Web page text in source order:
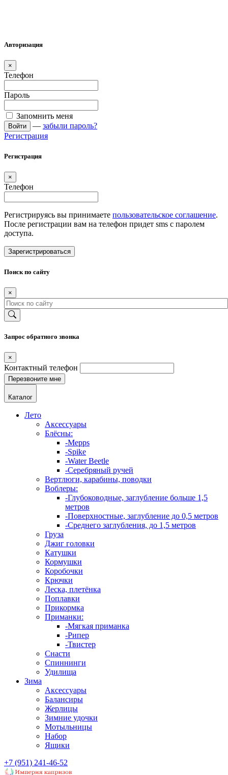
Авторизация
×
Телефон
Пароль
Запомнить меня
Войти — забыли пароль?
Регистрация
Регистрация
×
Телефон
Регистрируясь вы принимаете пользовательское соглашение.
После регистрации вам на телефон придет sms с паролем
доступа.
Зарегистрироваться
Поиск по сайту
×
Запрос обратного звонка
×
Контактный телефон
Каталог
Лето
Аксессуары
Блёсны:
-Mepps
-Spike
-Water Beetle
-Серебряный ручей
Вертлюги, карабины, поводки
Воблеры:
-Глубоководные, заглубление больше 1,5
метров
-Поверхностные, заглубление до 0,5 метров
-Среднего заглубления, до 1,5 метров
Груза
Джиг головки
Катушки
Кормушки
Коробочки
Крючки
Леска, плетёнка
Поплавки
Прикормка
Приманки:
-Мягкая приманка
-Рипер
-Твистер
Снасти
Спиннинги
Удилища
Зима
Аксессуары
Балансиры
Жерлицы
Зимние удочки
Мотыльницы
Набор
Ящики
+7 (951) 241-46-52